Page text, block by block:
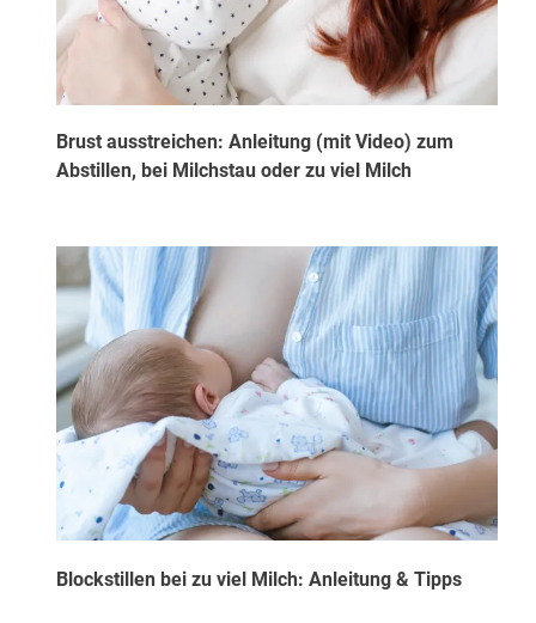
Brust ausstreichen: Anleitung (mit Video) zum
Abstillen, bei Milchstau oder zu viel Milch
Blockstillen bei zu viel Milch: Anleitung & Tipps